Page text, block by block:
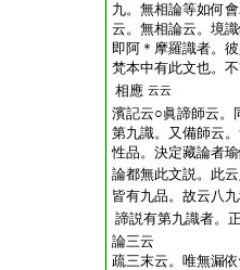
九。無相論等如何
云。無相論云。境
即阿＊摩羅識者。
梵本中有此文也。
相應 云云
濱記云○眞諦師云。
第九識。又備師云
性品。決定藏論者
論都無此文説。此
皆有九品。故云八
諦説有第九識者。
論三云
疏三末云。唯無漏